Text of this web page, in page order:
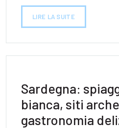
LIRE LA SUITE
Sardegna:
bianca, siti
gastronomia